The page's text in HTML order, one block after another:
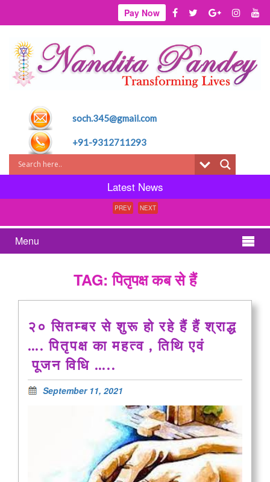
Pay Now
soch.345@gmail.com
+91-9312711293
Latest News
PREV NEXT
Menu
TAG: पितृपक्ष कब से हैं
२० सितम्बर से शुरू हो रहे हैं हैं श्राद्ध
…. पितृपक्ष का महत्व , तिथि एवं
पूजन विधि …..
September 11, 2021